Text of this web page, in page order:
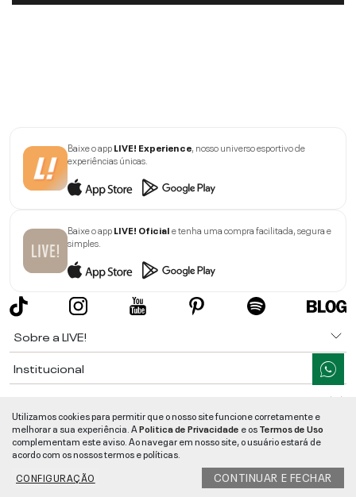
Baixe o appLIVE! Experience , nosso universo esportivo de
experiências únicas.
Baixe o appLIVE! Oficiale tenha uma compra facilitada, segura e
simples.
Sobre a LIVE!
Institucional
Ajuda
Segurança e Qualidade
LIVE!©2026- TODOS OS DIREITOS RESERVADOS -RUA MANOEL FRANCISCO
Utilizamos cookies para permitir que o nosso site funcione corretamente e
melhorar a sua experiência. APolitica de Privacidade e osTermos de Uso
complementam este aviso. Ao navegar em nosso site, o usuário estará de
acordo com os nossos termos e políticas.
CONFIGURAÇÃO
CONTINUAR E FECHAR